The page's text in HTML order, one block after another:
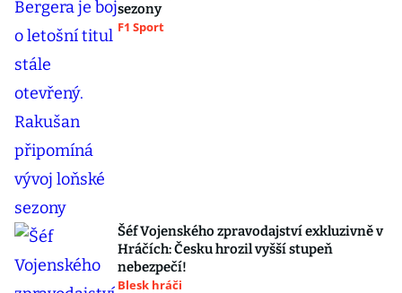
sezony
F1 Sport
Šéf Vojenského zpravodajství exkluzivně v
Hráčích: Česku hrozil vyšší stupeň
nebezpečí!
Blesk hráči